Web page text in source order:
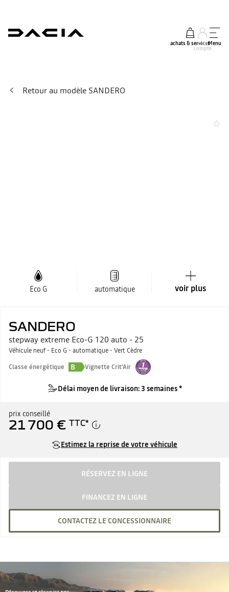
achats & services
mon
compte
Menu
Retour au modèle SANDERO
Eco G automatique voir plus
SANDERO
stepway extreme Eco-G 120 auto - 25
Véhicule neuf - Eco G - automatique - Vert Cèdre
Classe énergétique
B Vignette Crit'Air
Délai moyen de livraison: 3 semaines *
prix conseillé
21 700 € TTC*
Estimez la reprise de votre véhicule
RÉSERVEZ EN LIGNE
FINANCEZ EN LIGNE
CONTACTEZ LE CONCESSIONNAIRE